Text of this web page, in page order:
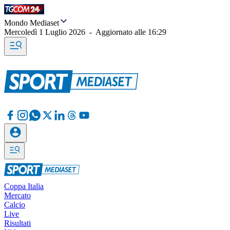
Mondo Mediaset
Mercoledì 1 Luglio 2026 - Aggiornato alle 16:29
Coppa Italia
Mercato
Calcio
Live
Risultati